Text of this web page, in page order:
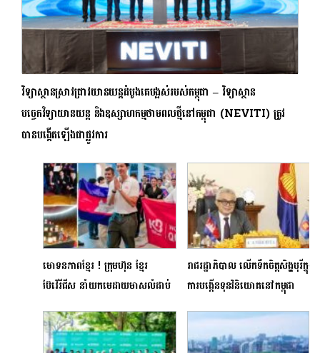
វិទ្យាស្ថានស្រាវជ្រាវយានយន្តដំបូងគេបង្អស់របស់កម្ពុជា – វិទ្យាស្ថាន
បច្ចេកវិទ្យាយានយន្ត និងឧស្សាហកម្មថាមពលថ្មីនៅកម្ពុជា (NEVITI) ត្រូវ
បានបង្កើតឡើងជាផ្លូវការ
មោទនភាពខ្មែរ ! ក្រុមហ៊ុន ខ្មែរ
ប៊ែវើរីជីស នាំយកមេដាយមាសលំដាប់
ឆ្នាំ២០២៦ ចំនួន១០មកកម្ពុជា
រាជរដ្ឋាភិបាល លើកទឹកចិត្តសិង្ហបុរីក្នុង
ការបង្កើនទុនវិនិយោគនៅកម្ពុជា